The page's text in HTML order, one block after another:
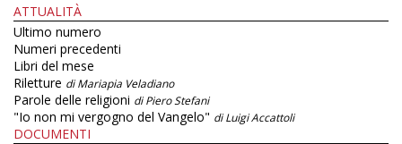
ATTUALITÀ
Ultimo numero
Numeri precedenti
Libri del mese
Riletture di Mariapia Veladiano
Parole delle religioni di Piero Stefani
"Io non mi vergogno del Vangelo" di Luigi Accattoli
DOCUMENTI